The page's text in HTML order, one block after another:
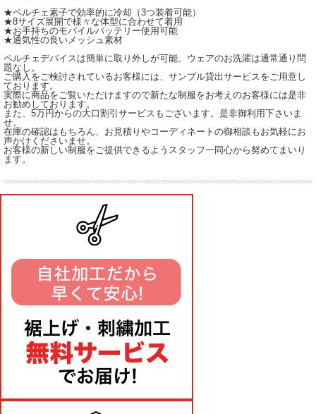
★ペルチェ素子で効率的に冷却（3つ装着可能）
★8サイズ展開で様々な体型に合わせて着用
★お手持ちのモバイルバッテリー使用可能
★通気性の良いメッシュ素材
ペルチェデバイスは簡単に取り外しが可能。ウェアのお洗濯は通常通り問
題なし。
ご購入をご検討されているお客様には、サンプル貸出サービスをご用意し
ております。
実際に商品をご覧いただけますので新たな制服をお考えのお客様には是非
お勧めしております。
また、5万円からの大口割引サービスもございます。是非御利用下さいま
せ。
在庫の確認はもちろん、お見積りやコーディネートの御相談もお気軽にお
声かけくださいませ。
お客様の新しい制服をご提供できるようスタッフ一同心から努めてまいり
ます。